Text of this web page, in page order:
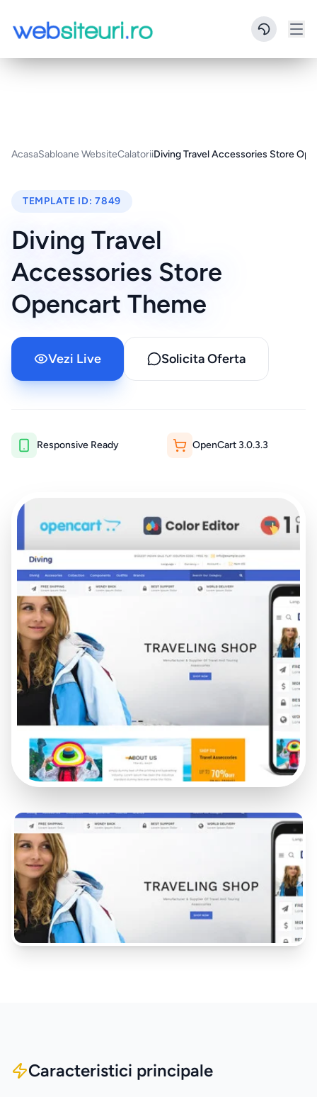
AcasaSabloane WebsiteCalatoriiDiving Travel Accessories Store
TEMPLATE ID:7849
Diving Travel
Accessories Store
Opencart Theme
Vezi Live Solicita Oferta
Responsive Ready OpenCart 3.0.3.3
Caracteristici principale